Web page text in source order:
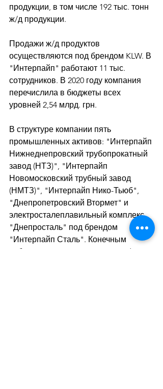
продукции, в том числе 192 тыс. тонн
ж/д продукции.
Продажи ж/д продуктов
осуществляются под брендом KLW. В
"Интерпайп" работают 11 тыс.
сотрудников. В 2020 году компания
перечислила в бюджеты всех
уровней 2,54 млрд. грн.
В структуре компании пять
промышленных активов: "Интерпайп
Нижнеднепровский трубопрокатный
завод (НТЗ)", "Интерпайп
Новомосковский трубный завод
(НМТЗ)", "Интерпайп Нико-Тьюб",
"Днепропетровский Втормет" и
электросталеплавильный комплекс
"Днепросталь" под брендом
"Интерпайп Сталь". Конечным
собственником Interpipe Limited